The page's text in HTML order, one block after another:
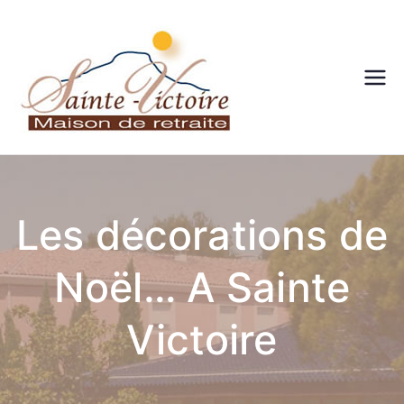
Maison
de
retraite
– Sainte
victoire
– Aix en
Provenc
Les décorations de
Noël… A Sainte
Victoire